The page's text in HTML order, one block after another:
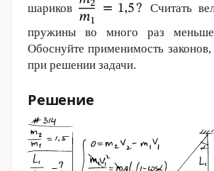
шариков
Считать
пружины во много раз
Обоснуйте применимость
при решении задачи.
Решение